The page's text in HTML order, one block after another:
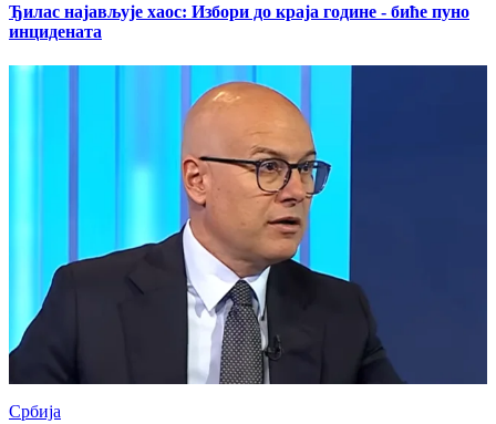
Ђилас најављује хаос: Избори до краја године - биће пуно
инцидената
Србија